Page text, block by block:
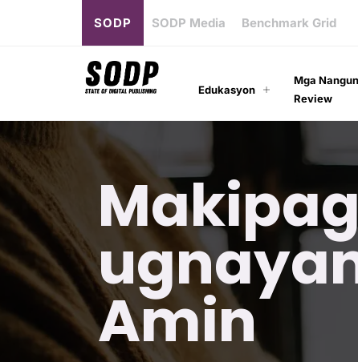
SODP SODP Media Benchmark Grid
Edukasyon
Mga
Review
Amin